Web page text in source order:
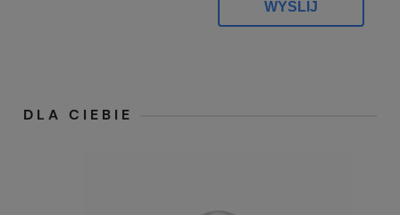
WYŚLIJ
DLA CIEBIE